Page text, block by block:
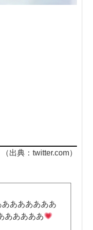
（出典：twitter.com）
あああああああ
あああああ